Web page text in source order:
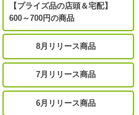
【プライズ品の店頭＆宅配】
600～700円の商品
8月リリース商品
7月リリース商品
6月リリース商品